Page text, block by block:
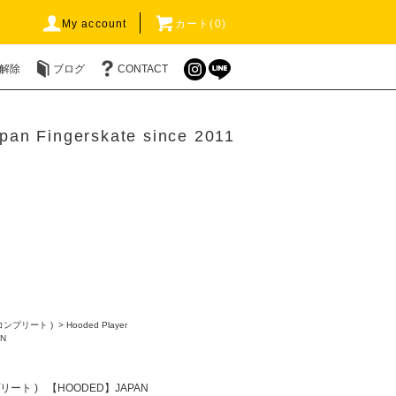
My account カート(0)
除 ブログ CONTACT
Fingerskate since 2011
ンプリート ) > Hooded Player
ート ) 【HOODED】JAPAN